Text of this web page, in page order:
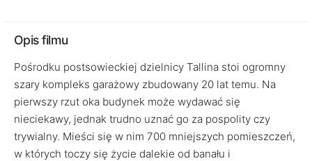
Opis filmu
Pośrodku postsowieckiej dzielnicy Tallina stoi ogromny
szary kompleks garażowy zbudowany 20 lat temu. Na
pierwszy rzut oka budynek może wydawać się
nieciekawy, jednak trudno uznać go za pospolity czy
trywialny. Mieści się w nim 700 mniejszych pomieszczeń,
w których toczy się życie dalekie od banału i